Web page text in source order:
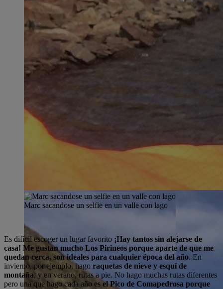
Marc sacandose un selfie en un valle con lago
Es difícil escoger un lugar favorito ¡Hay tantos sin alejarse de
casa! Me gustan mucho Los Pirineos porque aparte de que me
quedan cerca, son ideales para cualquier época del año. En
invierno, por ejemplo, hago raquetas de nieve y esquí de
montaña, y en verano, rutas a pie. No hago muchas rutas diferentes
pero una que hago cada año es el Pico de Comapedrosa porque